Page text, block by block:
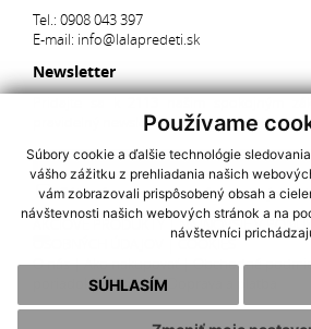
Používame
Súbory cookie a ďalšie technológie
vášho zážitku z prehliadania našich
vám zobrazovali prispôsobený obsah a
návštevnosti našich webových stránok a na
návštevníci
SÚHLASÍM
Tel.: 0908 043 397
E-mail: info@lalapredeti.sk
Newsletter
pravidelný newsletter s aktuálnymi akciami,
Súhlasím so spracovaním osobných
AKCIOVÉ PRODUKTY
NAJNOVŠIE V
COOKIES
O nás|Ako nakupovať|Obchodné
poriadok|Kontakt|